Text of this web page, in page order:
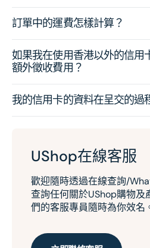
訂單中的運費怎樣計算？
如果我在使用香港以外的信用
額外徵收費用？
我的信用卡的資料在呈交的過
UShop在線客服
歡迎隨時透過在線查詢/
查詢任何關於UShop購物及
們的客服專員隨時為你效名